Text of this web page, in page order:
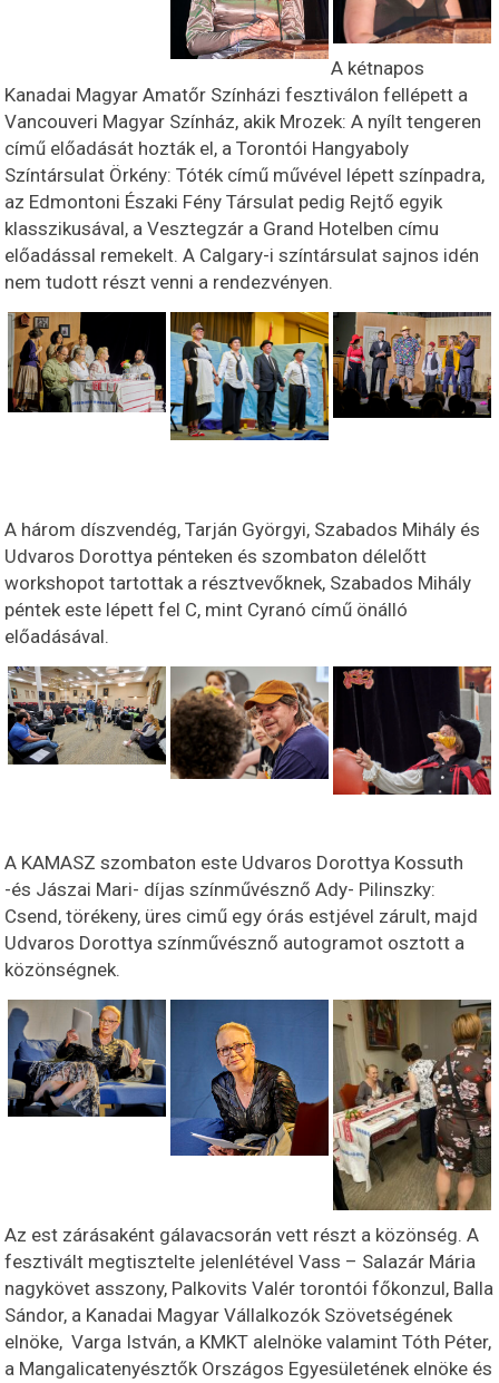
A kétnapos
Kanadai Magyar Amatőr Színházi fesztiválon fellépett a
Vancouveri Magyar Színház, akik Mrozek: A nyílt tengeren
című előadását hozták el, a Torontói Hangyaboly
Színtársulat Örkény: Tóték című művével lépett színpadra,
az Edmontoni Északi Fény Társulat pedig Rejtő egyik
klasszikusával, a Vesztegzár a Grand Hotelben címu
előadással remekelt. A Calgary-i színtársulat sajnos idén
nem tudott részt venni a rendezvényen.
A három díszvendég, Tarján Györgyi, Szabados Mihály és
Udvaros Dorottya pénteken és szombaton délelőtt
workshopot tartottak a résztvevőknek, Szabados Mihály
péntek este lépett fel C, mint Cyranó című önálló
előadásával.
A KAMASZ szombaton este Udvaros Dorottya Kossuth
-és Jászai Mari- díjas színművésznő Ady- Pilinszky:
Csend, törékeny, üres cimű egy órás estjével zárult, majd
Udvaros Dorottya színművésznő autogramot osztott a
közönségnek.
Az est zárásaként gálavacsorán vett részt a közönség. A
fesztivált megtisztelte jelenlétével Vass – Salazár Mária
nagykövet asszony, Palkovits Valér torontói főkonzul, Balla
Sándor, a Kanadai Magyar Vállalkozók Szövetségének
elnöke, Varga István, a KMKT alelnöke valamint Tóth Péter,
a Mangalicatenyésztők Országos Egyesületének elnöke és